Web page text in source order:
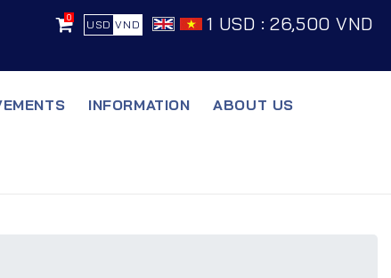
0
USD VND 1 USD : 26,500 VND
INFORMATION ABOUT US